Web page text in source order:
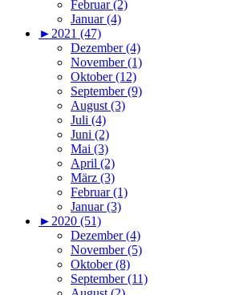
Februar (2)
Januar (4)
► 2021 (47)
Dezember (4)
November (1)
Oktober (12)
September (9)
August (3)
Juli (4)
Juni (2)
Mai (3)
April (2)
März (3)
Februar (1)
Januar (3)
► 2020 (51)
Dezember (4)
November (5)
Oktober (8)
September (11)